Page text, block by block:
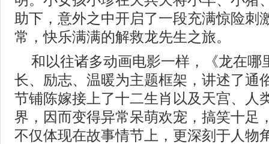
助下，意外之中开启了一段充满惊险刺
常，快乐满满的解救龙先生之旅。
和以往诸多动画电影一样，《龙在哪
长、励志、温暖为主题框架，讲述了通
节铺陈嫁接上了十二生肖以及天宫、人
界，因而变得异常呆萌欢宠，搞笑十足
不仅体现在故事情节上，更深刻于人物